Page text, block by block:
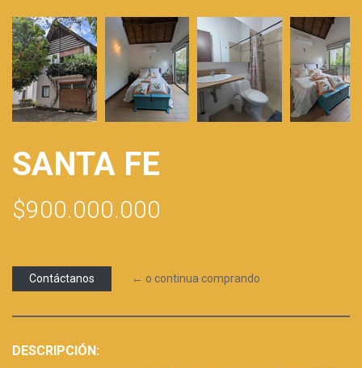
SANTA FE
$900.000.000
Contáctanos ← o continua comprando
DESCRIPCIÓN: